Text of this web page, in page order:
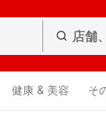
健康 & 美容 そ